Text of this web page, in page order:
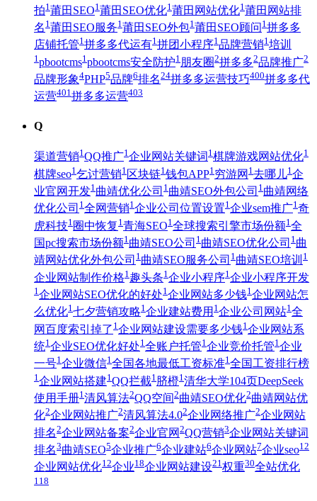
拍1 莆田SEO1 莆田SEO优化1 莆田网站优化1 莆田网站排
名 1 莆田SEO服务1 莆田SEO外包1 莆田SEO顾问 1 拼多多
店铺托管1拼多多代运有1拼团小程序1品牌营销1培训
1 pbootcms1 pbootcms安全防护1 朋友圈2拼多多2品牌推广2
品牌形象4PHP5品牌6排名24拼多多运营技巧400拼多多代
运营401拼多多运营403
Q
渠道营销1 QQ推广1 企业网站关键词 1 棋牌游戏网站优化1
棋牌seo1 乞讨营销1 区块链1 钱包APP1 穷游网 1 去哪儿1 企
业官网开发1 曲靖优化公司 1 曲靖SEO外包公司 1 曲靖网络
优化公司 1 全网营销1 企业公司位置设置1 企业sem推广1 奇
虎科技1 圈中恢复 1 青海SEO1 全球搜索引擎市场份额1 全
国pc搜索市场份额1 曲靖SEO公司 1 曲靖SEO优化公司 1 曲
靖网站优化外包公司 1 曲靖SEO服务公司 1 曲靖SEO培训 1
企业网站制作价格1 趣头条1 企业小程序1 企业小程序开发
1 企业网站SEO优化的好处1 企业网站多少钱1 企业网站怎
么优化1 七夕营销攻略1 企业建站费用 1 企业公司网站1 全
网百度索引掉了 1 企业网站建设需要多少钱1 企业网站系
统1 企业SEO优化好处1 全账户托管1 企业竞价托管1 企业
一号1 企业微信1 全国各地最低工资标准1 全国工资排行榜
1 企业网站搭建1 QQ拦截1 脐橙1 清华大学104页DeepSeek
使用手册1 清风算法2QQ空间2曲靖SEO优化2曲靖网站优
化2企业网站推广2清风算法4.02企业网络推广2企业网站
排名2企业网站备案2企业官网 2QQ营销3企业网站关键词
排名3曲靖SEO5企业推广6企业建站6企业网站7企业seo12
企业网站优化12企业18企业网站建设21 权重30全站优化
118